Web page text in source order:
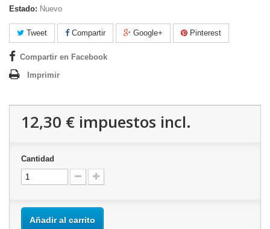
Estado: Nuevo
Tweet Compartir Google+ Pinterest
Compartir en Facebook
Imprimir
12,30 € impuestos incl.
Cantidad
Añadir al carrito